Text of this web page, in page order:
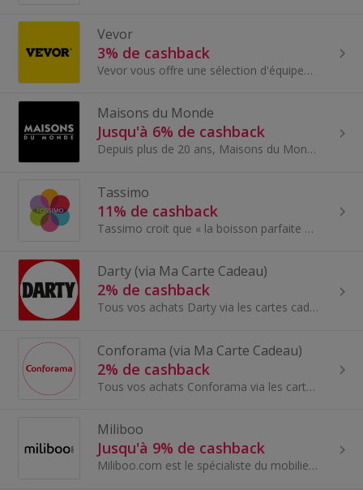
Vevor
3% de cashback
Vevor vous offre une sélection d'équipement et d'outils, d'ustensiles de cuisines, de produits pour la maison et le jardin, mais plus encore.
Maisons du Monde
Jusqu'à 6% de cashback
Depuis plus de 20 ans, Maisons du Monde crée et fabrique des meubles et des objets déco pour toutes les pièces de la maison. Aujourd'hui, ce sont p...
Tassimo
11% de cashback
Tassimo croit que « la boisson parfaite peut mener à la journée parfaite ». Cet état d'esprit se reflète dans leur vaste gamme de produits...
Darty (via Ma Carte Cadeau)
2% de cashback
Tous vos achats Darty via les cartes cadeaux Ma Carte Cadeau pour économiser un maximum sur vos achats en ligne comme en magasin - Électroménager...
Conforama (via Ma Carte Cadeau)
2% de cashback
Tous vos achats Conforama via les cartes cadeaux Ma Carte Cadeau pour économiser un maximum sur vos achats en ligne comme en magasin - Du mobilier...
Miliboo
Jusqu'à 9% de cashback
Miliboo.com est le spécialiste du mobilier contemporain sur Internet. Leur ambition ? Proposer au plus grand nombre des meubles design au meilleur ...